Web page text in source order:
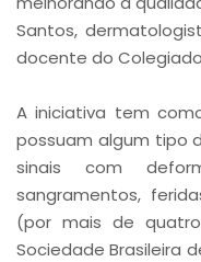
Santos,
docente do
A iniciativa tem
possuam algum tipo
sinais com
sangramentos,
(por mais de
Sociedade Brasileira